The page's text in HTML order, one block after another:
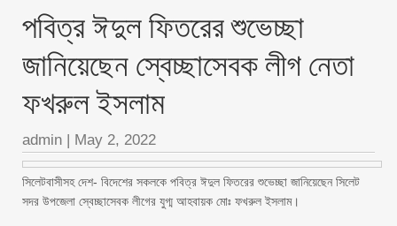
পবিত্র ঈদুল ফিতরের শুভেচ্ছা
জানিয়েছেন স্বেচ্ছাসেবক লীগ নেতা
ফখরুল ইসলাম
admin | May 2, 2022
সিলেটবাসীসহ দেশ- বিদেশের সকলকে পবিত্র ঈদুল ফিতরের শুভেচ্ছা জানিয়েছেন সিলেট
সদর উপজেলা স্বেচ্ছাসেবক লীগের যুগ্ম আহবায়ক মোঃ ফখরুল ইসলাম।